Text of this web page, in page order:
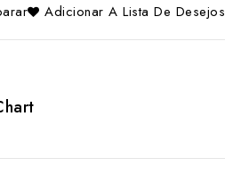
Adicionar A Lista De Desejos